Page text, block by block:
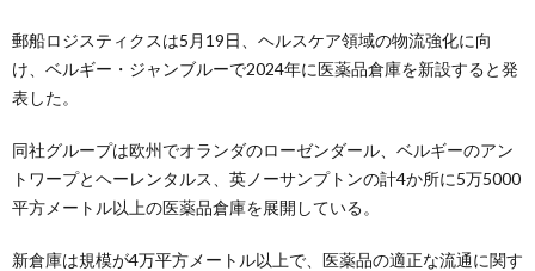
郵船ロジスティクスは5月19日、ヘルスケア領域の物流強化に向
け、ベルギー・ジャンブルーで2024年に医薬品倉庫を新設すると発
表した。
同社グループは欧州でオランダのローゼンダール、ベルギーのアン
トワープとヘーレンタルス、英ノーサンプトンの計4か所に5万5000
平方メートル以上の医薬品倉庫を展開している。
新倉庫は規模が4万平方メートル以上で、医薬品の適正な流通に関す